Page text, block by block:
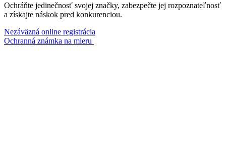
Ochráňte jedinečnosť svojej značky, zabezpečte jej rozpoznateľnosť
a získajte náskok pred konkurenciou.
Nezáväzná online registrácia
Ochranná známka na mieru